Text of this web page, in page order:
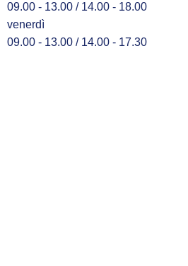
09.00 - 13.00 / 14.00 - 18.00
venerdì
09.00 - 13.00 / 14.00 - 17.30